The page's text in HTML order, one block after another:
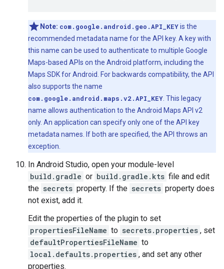
Note: com.google.android.geo.API_KEYis the
recommended metadata name for the API key. A key with
this name can be used to authenticate to multiple Google
Maps-based APIs on the Android platform, including the
Maps SDK for Android. For backwards compatibility, the API
also supports the name
com.google.android.maps.v2.API_KEY . This legacy
name allows authentication to the Android Maps API v2
only. An application can specify only one of the API key
metadata names. If both are specified, the API throws an
exception.
In Android Studio, open your module-level
build.gradle or build.gradle.kts file and edit
the secrets property. If the secrets property does
not exist, add it.
Edit the properties of the plugin to set
propertiesFileName to secrets.properties , set
defaultPropertiesFileName to
local.defaults.properties , and set any other
properties.